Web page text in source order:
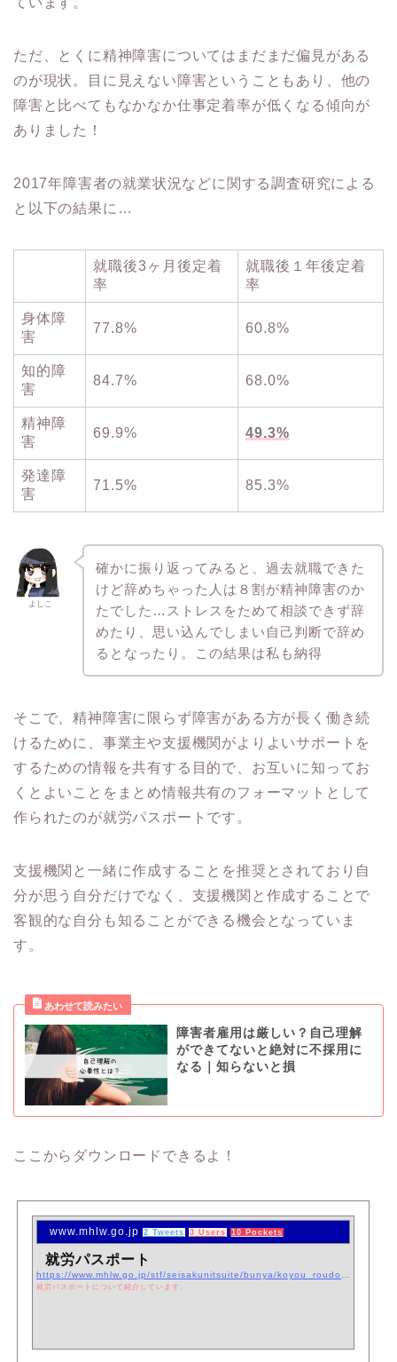
ただ、とくに精神障害についてはまだまだ偏見がある
のが現状。目に見えない障害ということもあり、他の
障害と比べてもなかなか仕事定着率が低くなる傾向が
ありました！
2017年障害者の就業状況などに関する調査研究による
と以下の結果に…
就職後3ヶ月後定着
率
就職後１年後定着
率
身体障
害
77.8% 60.8%
知的障
害
84.7% 68.0%
精神障
害
69.9% 49.3%
発達障
害
71.5% 85.3%
よしこ
確かに振り返ってみると、過去就職できた
けど辞めちゃった人は８割が精神障害のか
たでした…ストレスをためて相談できず辞
めたり、思い込んでしまい自己判断で辞め
るとなったり。この結果は私も納得
そこで、精神障害に限らず障害がある方が長く働き続
けるために、事業主や支援機関がよりよいサポートを
するための情報を共有する目的で、お互いに知ってお
くとよいことをまとめ情報共有のフォーマットとして
作られたのが就労パスポートです。
支援機関と一緒に作成することを推奨とされており自
分が思う自分だけでなく、支援機関と作成することで
客観的な自分も知ることができる機会となっていま
す。
障害者雇用は厳しい？自己理解
ができてないと絶対に不採用に
なる｜知らないと損
ここからダウンロードできるよ！
www.mhlw.go.jp 2 Tweets 3 Users 10 Pockets
就労パスポート
就労パスポートについて紹介しています。